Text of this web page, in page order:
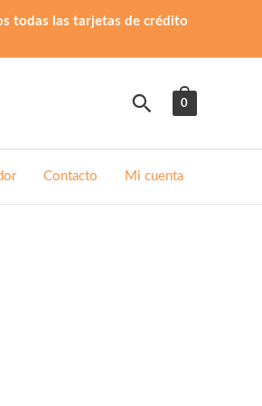
todas las tarjetas de crédito
Buscar
0
Contacto Mi cuenta